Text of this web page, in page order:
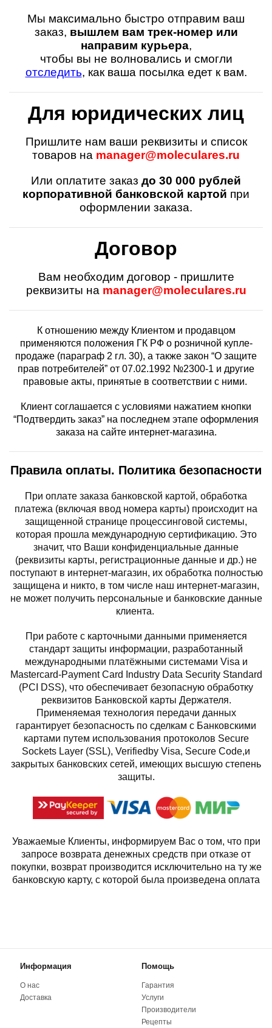
Мы максимально быстро отправим ваш
заказ, вышлем вам трек-номер или
направим курьера,
чтобы вы не волновались и смогли
отследить, как ваша посылка едет к вам.
Для юридических лиц
Пришлите нам ваши реквизиты и список
товаров на manager@moleculares.ru
Или оплатите заказ до 30 000 рублей
корпоративной банковской картой при
оформлении заказа.
Договор
Вам необходим договор - пришлите
реквизиты на manager@moleculares.ru
К отношению между Клиентом и продавцом
применяются положения ГК РФ о розничной купле-
продаже (параграф 2 гл. 30), а также закон “О защите
прав потребителей” от 07.02.1992 №2300-1 и другие
правовые акты, принятые в соответствии с ними.
Клиент соглашается с условиями нажатием кнопки
“Подтвердить заказ” на последнем этапе оформления
заказа на сайте интернет-магазина.
Правила оплаты. Политика безопасности
При оплате заказа банковской картой, обработка
платежа (включая ввод номера карты) происходит на
защищенной странице процессинговой системы,
которая прошла международную сертификацию. Это
значит, что Ваши конфиденциальные данные
(реквизиты карты, регистрационные данные и др.) не
поступают в интернет-магазин, их обработка полностью
защищена и никто, в том числе наш интернет-магазин,
не может получить персональные и банковские данные
клиента.
При работе с карточными данными применяется
стандарт защиты информации, разработанный
международными платёжными системами Visa и
Masterсard-Payment Card Industry Data Security Standard
(PCI DSS), что обеспечивает безопасную обработку
реквизитов Банковской карты Держателя.
Применяемая технология передачи данных
гарантирует безопасность по сделкам с Банковскими
картами путем использования протоколов Secure
Sockets Layer (SSL), Verifiedby Visa, Secure Code,и
закрытых банковских сетей, имеющих высшую степень
защиты.
Уважаемые Клиенты, информируем Вас о том, что при
запросе возврата денежных средств при отказе от
покупки, возврат производится исключительно на ту же
банковскую карту, с которой была произведена оплата
Информация Помощь
О нас
Доставка
Гарантия
Услуги
Производители
Рецепты